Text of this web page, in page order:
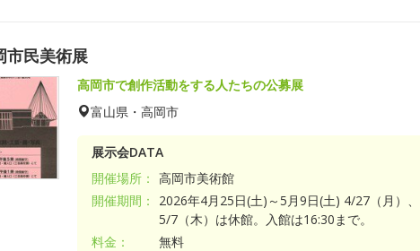
市民美術展
高岡市で創作活動をする人たちの公募展
富山県・高岡市
展示会DATA
開催場所： 高岡市美術館
開催期間：
2026年4月25日(土)～5月9日(土) 4/27（月）、
5/7（木）は休館。入館は16:30まで。
料金：
無料